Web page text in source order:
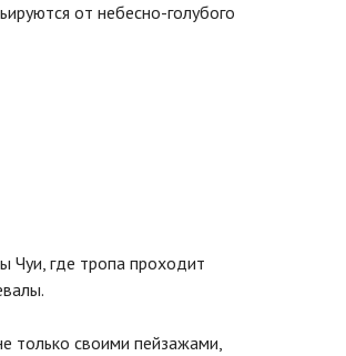
от небесно-голубого
Чуи, где тропа проходит
только своими пейзажами,